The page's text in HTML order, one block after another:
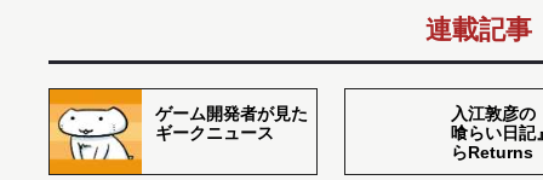
連載記事
ゲーム開発者が見た
ギークニュース
入江敦彦の
喰らい日記
らReturns